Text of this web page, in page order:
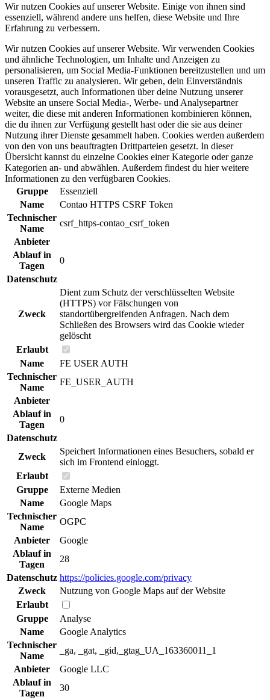
Wir nutzen Cookies auf unserer Website. Einige von ihnen sind
essenziell, während andere uns helfen, diese Website und Ihre
Erfahrung zu verbessern.
Wir nutzen Cookies auf unserer Website. Wir verwenden Cookies
und ähnliche Technologien, um Inhalte und Anzeigen zu
personalisieren, um Social Media-Funktionen bereitzustellen und um
unseren Traffic zu analysieren. Wir geben, dein Einverständnis
vorausgesetzt, auch Informationen über deine Nutzung unserer
Website an unsere Social Media-, Werbe- und Analysepartner
weiter, die diese mit anderen Informationen kombinieren können,
die du ihnen zur Verfügung gestellt hast oder die sie aus deiner
Nutzung ihrer Dienste gesammelt haben. Cookies werden außerdem
von den von uns beauftragten Drittparteien gesetzt. In dieser
Übersicht kannst du einzelne Cookies einer Kategorie oder ganze
Kategorien an- und abwählen. Außerdem findest du hier weitere
Informationen zu den verfügbaren Cookies.
Gruppe
Essenziell
Name
Contao HTTPS CSRF Token
Technischer
Name
csrf_https-contao_csrf_token
Anbieter
Ablauf in
Tagen
0
Datenschutz
Zweck
Dient zum Schutz der verschlüsselten Website
(HTTPS) vor Fälschungen von
standortübergreifenden Anfragen. Nach dem
Schließen des Browsers wird das Cookie wieder
gelöscht
Erlaubt
Name
FE USER AUTH
Technischer
Name
FE_USER_AUTH
Anbieter
Ablauf in
Tagen
0
Datenschutz
Zweck
Speichert Informationen eines Besuchers, sobald er
sich im Frontend einloggt.
Erlaubt
Gruppe
Externe Medien
Name
Google Maps
Technischer
Name
OGPC
Anbieter
Google
Ablauf in
Tagen
28
Datenschutz https://policies.google.com/privacy
Zweck
Nutzung von Google Maps auf der Website
Erlaubt
Gruppe
Analyse
Name
Google Analytics
Technischer
Name
_ga, _gat, _gid,_gtag_UA_163360011_1
Anbieter
Google LLC
Ablauf in
Tagen
30